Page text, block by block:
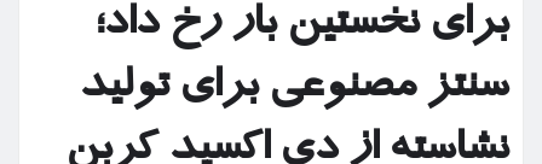
برای نخستین بار رخ داد؛
سنتز مصنوعی برای تولید
نشاسته از دی اکسید کربن